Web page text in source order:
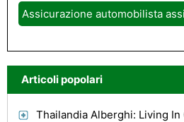
Assicurazione automobilista
Articoli popolari
Thailandia Alberghi: Living